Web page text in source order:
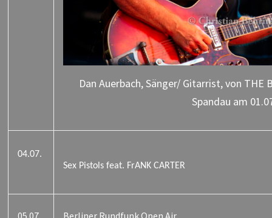
Dan Auerbach, Sänger/ Gitarrist, von THE
Spandau am
04.07.
Sex Pistols feat. FrANK CARTER
05.07. Berliner Rundfunk Open Air